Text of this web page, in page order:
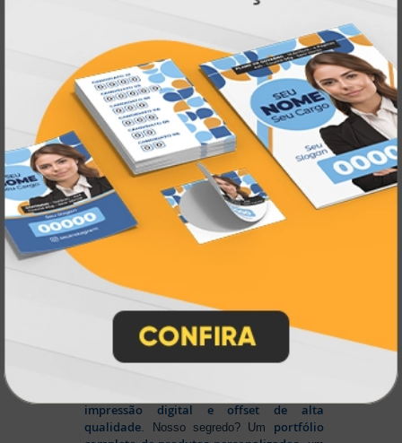
Pioneirismo e Inovação em
Impressão personalizada
Muito antes de termos comográfica online,
impressão sob demanda e web to printse
popularizarem, aAtual Card já estava
transformando o mercado gráfico.
Nascemos digitais e seguimosinovando
continuamente, investindo em
tecnologia
de ponta para garantir a melhor experiência
emprodutos personalizados e impressão
online
. Tudo isso para oferecer
agilidade,
qualidade e soluções inteligentes
Liderança e Qualidade em
Impressão
Prestes a completar três décadas de
inovação e serviços, a Atual Card segue
impressão digital e offset de alta
qualidade . Nosso segredo? Um portfólio